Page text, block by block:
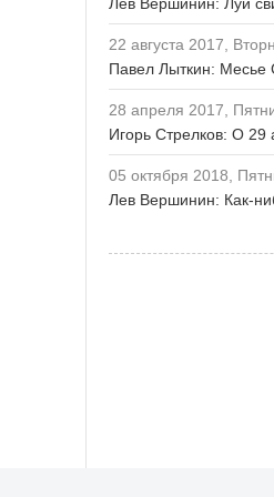
22 августа 2017,
Павел Лыткин: Месье
28 апреля 2017,
Игорь Стрелков: О 29
05 октября 2018,
Лев Вершинин: Как-